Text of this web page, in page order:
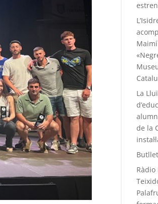
La
de la
Ràdio